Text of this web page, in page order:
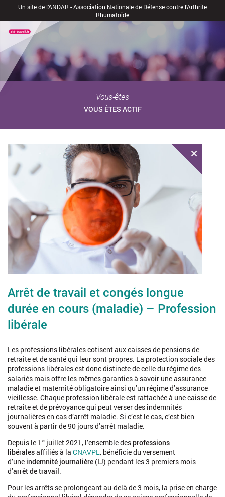
Un site de l’ANDAR - Association Nationale de Défense contre l’Arthrite
Rhumatoïde
Vous-êtes
VOUS ÊTES ACTIF
×
Arrêt de travail et congés longue
durée en cours (maladie) – Profession
libérale
Les professions libérales cotisent aux caisses de pensions de
retraite et de santé qui leur sont propres. La protection sociale des
professions libérales est donc distincte de celle du régime des
salariés mais offre les mêmes garanties à savoir une assurance
maladie et maternité obligatoire ainsi qu’un régime d’assurance
vieillesse. Chaque profession libérale est rattachée à une caisse de
retraite et de prévoyance qui peut verser des indemnités
journalières en cas d’arrêt maladie. Si c’est le cas, c’est bien
souvent à partir de 90 jours d’arrêt maladie.
Depuis le 1 erjuillet 2021, l’ensemble desprofessions
libéralesaffiliés à la CNAVPL , bénéficie du versement
d’une indemnité journalière (IJ) pendant les 3 premiers mois
d’arrêt de travail.
Pour les arrêts se prolongeant au-delà de 3 mois, la prise en charge